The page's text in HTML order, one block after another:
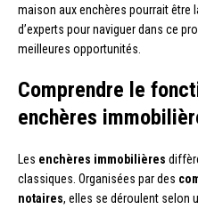
maison aux enchères pourrait
d’experts pour naviguer dans ce
meilleures opportunités.
Comprendre le
enchères
Les enchères immobilières
classiques. Organisées par des
notaires, elles se déroulent selon